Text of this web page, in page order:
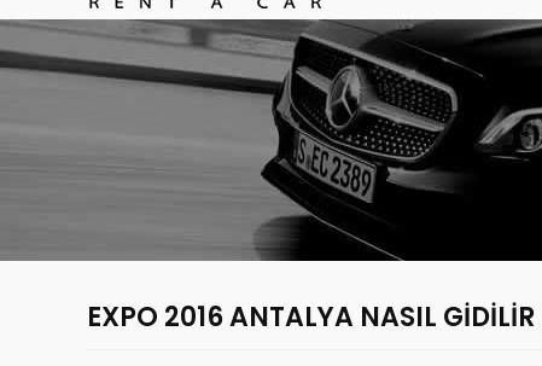
EXPO 2016 ANTALYA NASIL GIDILIR